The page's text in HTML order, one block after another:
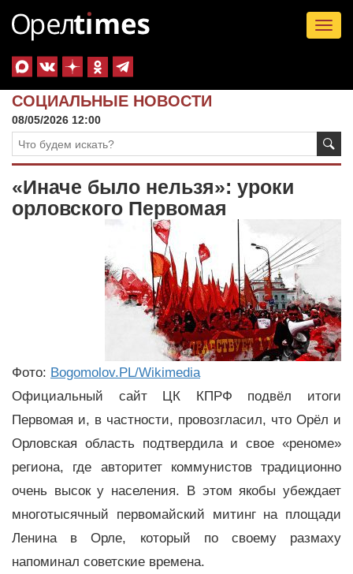
СОЦИАЛЬНЫЕ НОВОСТИ
08/05/2026 12:00
«Иначе было нельзя»: уроки
орловского Первомая
Фото: Bogomolov.PL/Wikimedia
Официальный сайт ЦК КПРФ подвёл итоги
Первомая и, в частности, провозгласил, что Орёл и
Орловская область подтвердила и свое «реноме»
региона, где авторитет коммунистов традиционно
очень высок у населения. В этом якобы убеждает
многотысячный первомайский митинг на площади
Ленина в Орле, который по своему размаху
напоминал советские времена.